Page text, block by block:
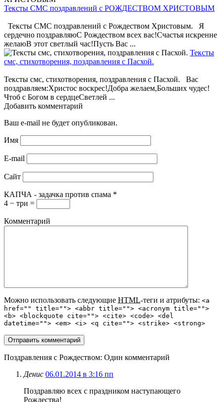
Тексты СМС поздравлений с РОЖДЕСТВОМ ХРИСТОВЫМ
Тексты СМС поздравлений с Рождеством Христовым. Я
сердечно поздравляюС Рождеством всех вас!Счастья искренне
желаюВ этот светлый час!Пусть Вас ...
Тексты
смс, стихотворения, поздравления с Пасхой.
Тексты смс, стихотворения, поздравления с Пасхой. Вас
поздравляем:Христос воскрес!Добра желаем,Больших чудес!
Чтоб с Богом в сердцеСветлей ...
Добавить комментарий
Ваш e-mail не будет опубликован.
Имя
E-mail
Сайт
КАПЧА - задачка против спама *
4 − три =
Комментарий
Можно использовать следующие HTML-теги и атрибуты: <a
href="" title=""> <abbr title=""> <acronym title="">
<b> <blockquote cite=""> <cite> <code> <del
datetime=""> <em> <i> <q cite=""> <strike> <strong>
Поздравления с Рождеством: Один комментарий
Денис 06.01.2014 в 3:16 пп
Поздравляю всех с праздником наступающего
Рождества!